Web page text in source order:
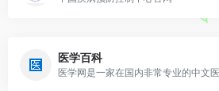
医学百科